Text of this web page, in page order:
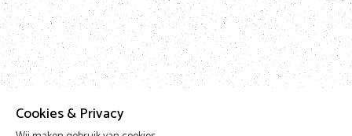
Cookies & Privacy